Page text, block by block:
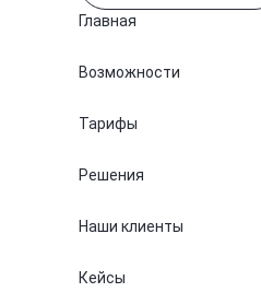
Главная
Возможности
Тарифы
Решения
Наши клиенты
Кейсы